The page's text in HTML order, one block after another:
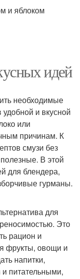
и яблоком
идей
необходимые
и вкусной
или
причинам. К
смузи без
В этой
для блендера,
гурманы.
для
Это
рацион и
фрукты, овощи и
напитки,
питательными,